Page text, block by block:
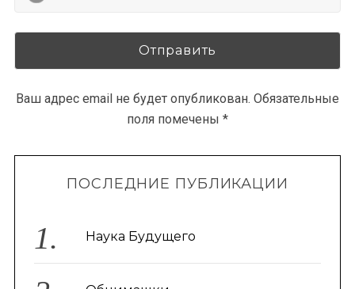
Ваш адрес email не будет опубликован. Обязательные
поля помечены *
ПОСЛЕДНИЕ ПУБЛИКАЦИИ
Наука Будущего